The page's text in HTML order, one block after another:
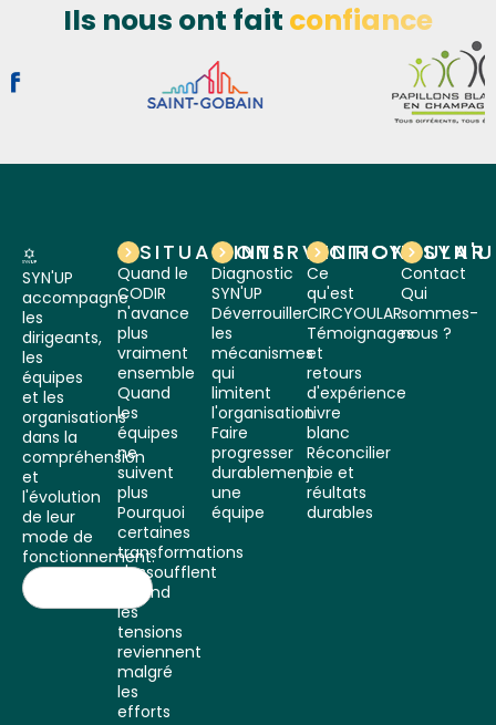
Ils nous ont fait confiance
SYN'UP
accompagne
les
dirigeants,
les
équipes
et les
organisations
dans la
compréhension
et
l'évolution
de leur
mode de
fonctionnement.
SITUATIONS
Quand le
CODIR
n'avance
plus
vraiment
ensemble
Quand
les
équipes
ne
suivent
plus
Pourquoi
certaines
transformations
s'essoufflent
Quand
les
tensions
reviennent
malgré
les
efforts
INTERVENTIONS
Diagnostic
SYN'UP
Déverrouiller
les
mécanismes
qui
limitent
l'organisation
Faire
progresser
durablement
une
équipe
CIRCYOULAR
Ce
qu'est
CIRCYOULAR
Témoignages
et
retours
d'expérience
Livre
blanc
Réconcilier
joie et
réultats
durables
Contact
Qui
sommes-
nous ?